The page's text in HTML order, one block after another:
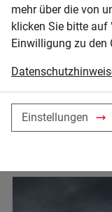
HIER FINDEN SIE
mehr über die von
klicken Sie bitte auf
Einwilligung zu den
Einstellungen